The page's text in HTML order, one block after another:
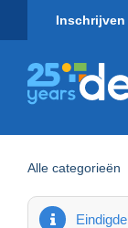
Inschrijven
Alle categorieën